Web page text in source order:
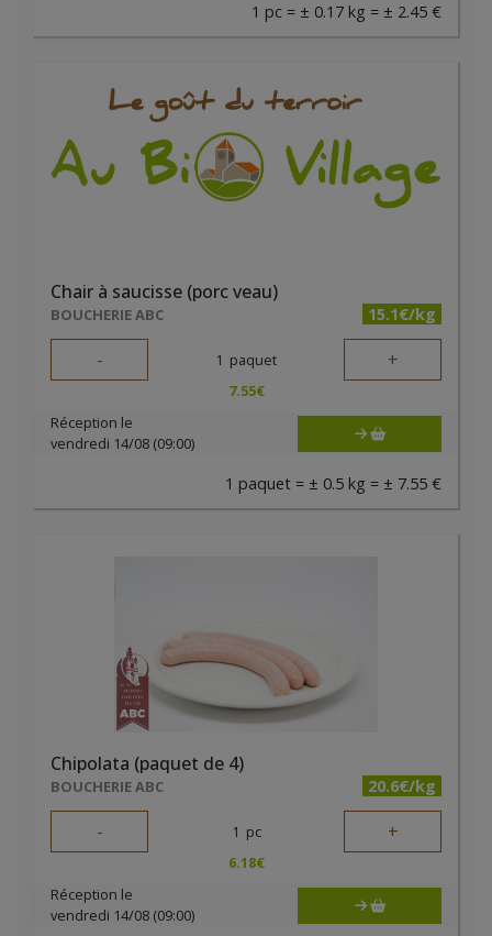
1 pc = ± 0.17 kg = ± 2.45 €
Chair à saucisse (porc veau)
BOUCHERIE ABC 15.1€/kg
- 1 paquet +
7.55€
Réception le
vendredi 14/08 (09:00)
1 paquet = ± 0.5 kg = ± 7.55 €
Chipolata (paquet de 4)
BOUCHERIE ABC 20.6€/kg
- 1 pc +
6.18€
Réception le
vendredi 14/08 (09:00)